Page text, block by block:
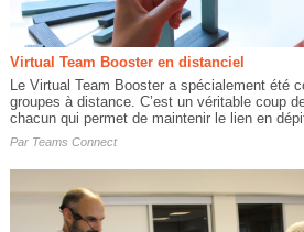
Virtual Team Booster en distanciel
Le Virtual Team Booster a spécialement été
groupes à distance. C’est un véritable coup
chacun qui permet de maintenir le lien en
Par Teams Connect